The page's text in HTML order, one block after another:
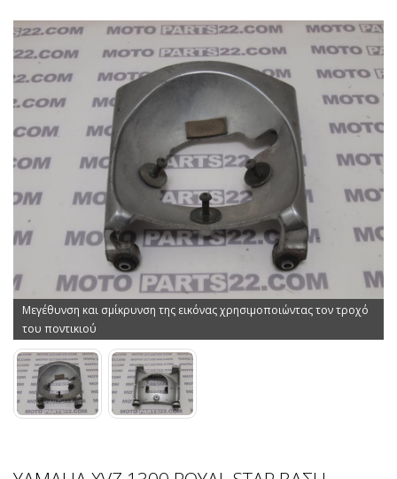
Μεγέθυνση και σμίκρυνση της εικόνας χρησιμοποιώντας τον τροχό
του ποντικιού